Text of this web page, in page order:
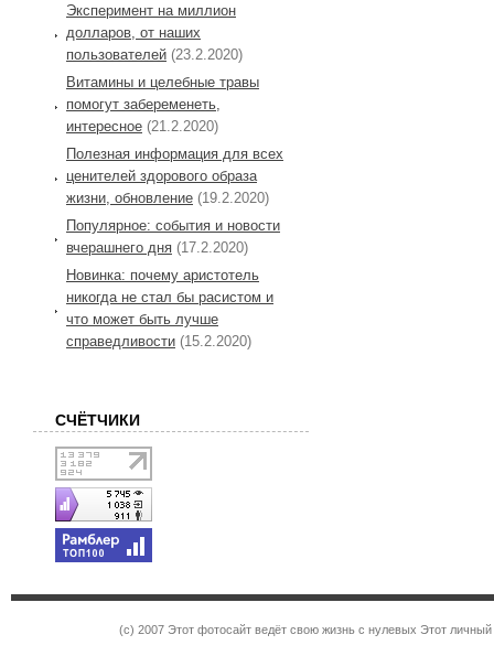
Эксперимент на миллион
долларов, от наших
пользователей (23.2.2020)
Витамины и целебные травы
помогут забеременеть,
интересное (21.2.2020)
Полезная информация для всех
ценителей здорового образа
жизни, обновление (19.2.2020)
Популярное: события и новости
вчерашнего дня (17.2.2020)
Новинка: почему аристотель
никогда не стал бы расистом и
что может быть лучше
справедливости (15.2.2020)
СЧЁТЧИКИ
(c) 2007 Этот фотосайт ведёт свою жизнь с нулевых Этот